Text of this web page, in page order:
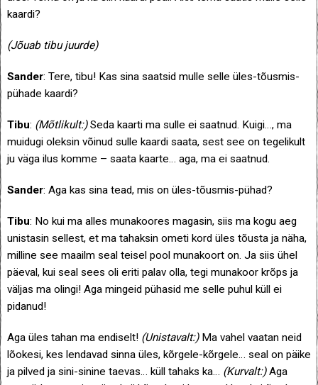
kaardi?
(Jõuab tibu juurde)
Sander: Tere, tibu! Kas sina saatsid mulle selle üles-tõusmis-
pühade kaardi?
Tibu: (Mõtlikult:)Seda kaarti ma sulle ei saatnud. Kuigi…, ma
muidugi oleksin võinud sulle kaardi saata, sest see on tegelikult
ju väga ilus komme – saata kaarte… aga, ma ei saatnud.
Sander: Aga kas sina tead, mis on üles-tõusmis-pühad?
Tibu: No kui ma alles munakoores magasin, siis ma kogu aeg
unistasin sellest, et ma tahaksin ometi kord üles tõusta ja näha,
milline see maailm seal teisel pool munakoort on. Ja siis ühel
päeval, kui seal sees oli eriti palav olla, tegi munakoor krõps ja
väljas ma olingi! Aga mingeid pühasid me selle puhul küll ei
pidanud!
Aga üles tahan ma endiselt! (Unistavalt:)Ma vahel vaatan neid
lõokesi, kes lendavad sinna üles, kõrgele-kõrgele… seal on päike
ja pilved ja sini-sinine taevas… küll tahaks ka… (Kurvalt:)Aga